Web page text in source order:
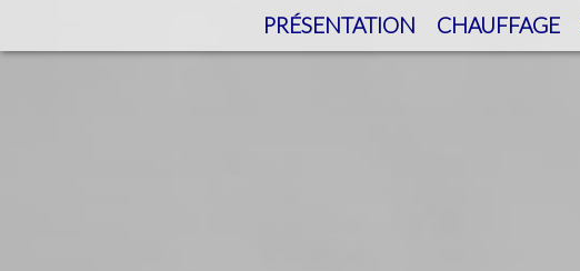
PRÉSENTATION CHAUFFAGE